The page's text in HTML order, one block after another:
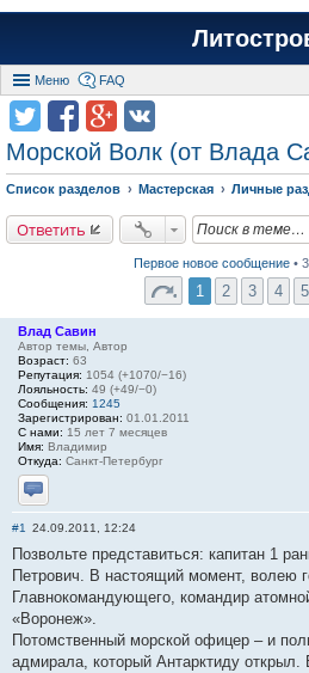
Меню FAQ
Морской Волк (от Влада
Список разделов Мастерская Личные
Ответить
Первое новое сообщение•
1 2 3 4 5
Влад Савин
Автор темы, Автор
Возраст: 63
Репутация: 1054 (+1070/−16)
Лояльность: 49 (+49/−0)
Сообщения: 1245
Зарегистрирован: 01.01.2011
С нами: 15 лет 7 месяцев
Имя: Владимир
Откуда: Санкт-Петербург
Отправить личное сообщение
#1 24.09.2011, 12:24
Позвольте представиться: капитан 1
Петрович. В настоящий момент, волею
Главнокомандующего, командир
«Воронеж».
Потомственный морской офицер – и
адмирала, который Антарктиду открыл.